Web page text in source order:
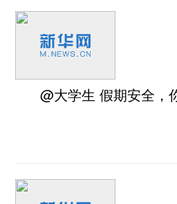
@大学生 假期安全，